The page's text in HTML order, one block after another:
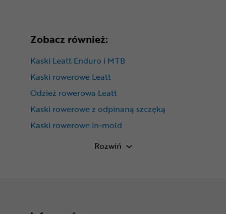
Zobacz również:
Kaski Leatt Enduro i MTB
Kaski rowerowe Leatt
Odzież rowerowa Leatt
Kaski rowerowe z odpinaną szczęką
Kaski rowerowe in-mold
Kaski rowerowe LRozwiń